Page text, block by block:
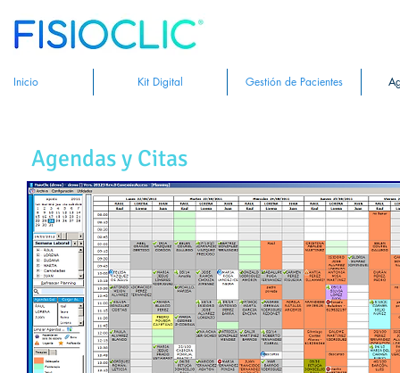
Inicio Kit Digital Gestión de Pacientes
Agendas y Citas